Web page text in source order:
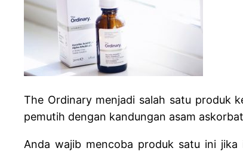
The Ordinary menjadi salah satu produk
pemutih dengan kandungan asam
Anda wajib mencoba produk satu ini